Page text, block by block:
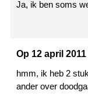
Ja, ik ben soms
Op 12 april
hmm, ik heb 2
ander over